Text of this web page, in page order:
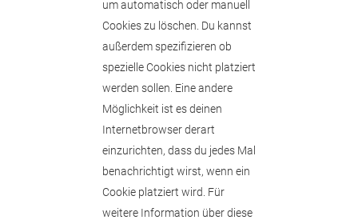
um automatisch oder manuell
Cookies zu löschen. Du kannst
außerdem spezifizieren ob
spezielle Cookies nicht platziert
werden sollen. Eine andere
Möglichkeit ist es deinen
Internetbrowser derart
einzurichten, dass du jedes Mal
benachrichtigt wirst, wenn ein
Cookie platziert wird. Für
weitere Information über diese